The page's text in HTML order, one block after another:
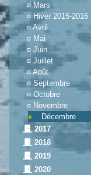
¤ Mars
¤ Hiver 2015-2016
¤Avril
¤ Mai
¤ Juin
¤ Juillet
¤Août
¤ Septembre
¤ Octobre
¤ Novembre
Décembre
2017
2018
2019
2020